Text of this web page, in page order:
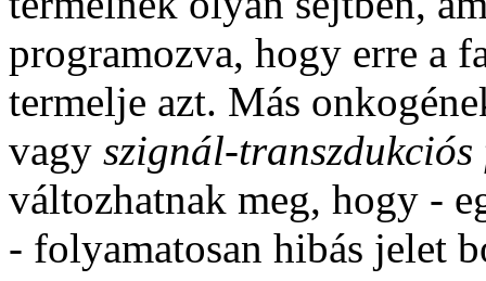
programozva, hogy erre a
termelje azt. Más
vagy szignál-
változhatnak meg, hogy -
- folyamatosan hibás jelet